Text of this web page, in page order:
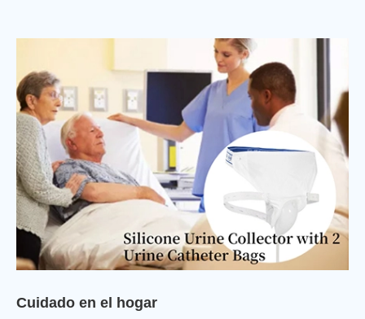
Cuidado en el hogar